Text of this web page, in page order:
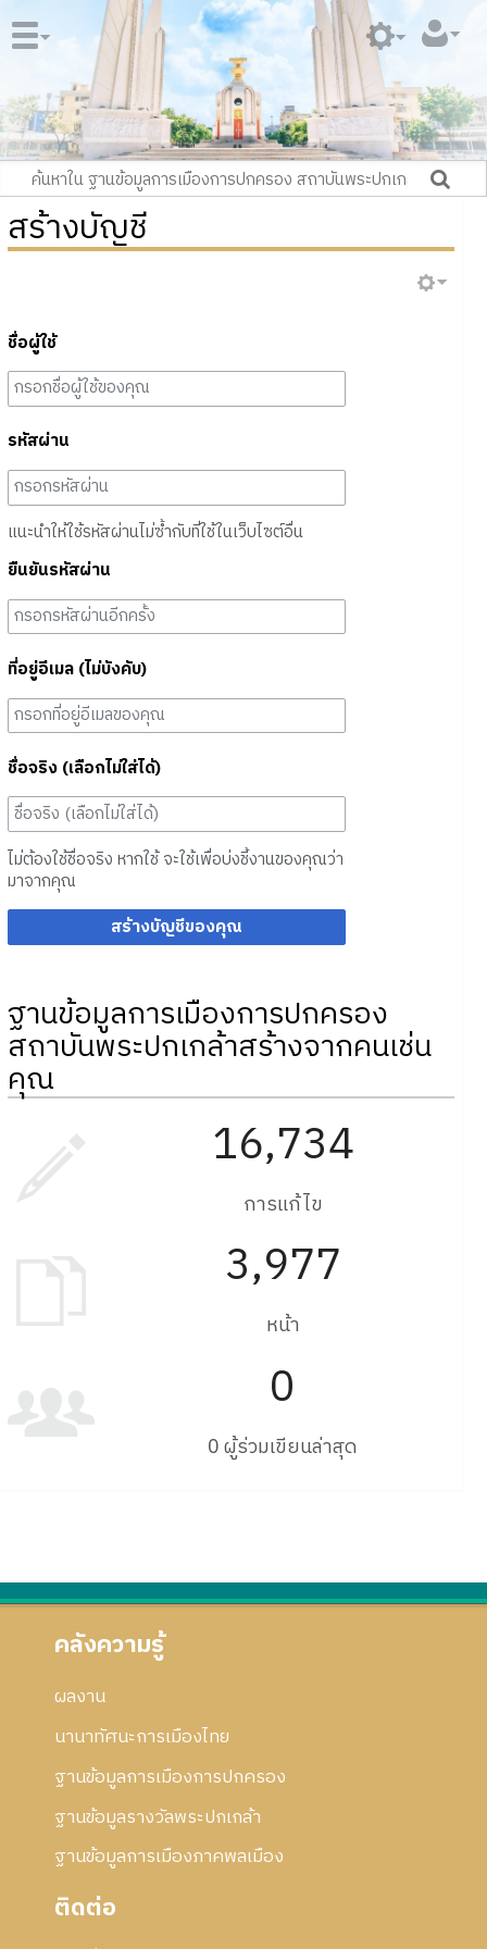
สร้างบัญชี
ชื่อผู้ใช้
รหัสผ่าน
แนะนำให้ใช้รหัสผ่านไม่ซ้ำกับที่ใช้ในเว็บไซต์อื่น
ยืนยันรหัสผ่าน
ที่อยู่อีเมล (ไม่บังคับ)
ชื่อจริง (เลือกไม่ใส่ได้)
ไม่ต้องใช้ชื่อจริง หากใช้ จะใช้เพื่อบ่งชี้งานของคุณว่า
มาจากคุณ
สร้างบัญชีของคุณ
ฐานข้อมูลการเมืองการปกครอง
สถาบันพระปกเกล้าสร้างจากคนเช่น
คุณ
16,734
การแก้ไข
3,977
หน้า
0
0 ผู้ร่วมเขียนล่าสุด
คลังความรู้
ผลงาน
นานาทัศนะการเมืองไทย
ฐานข้อมูลการเมืองการปกครอง
ฐานข้อมูลรางวัลพระปกเกล้า
ฐานข้อมูลการเมืองภาคพลเมือง
ติดต่อ